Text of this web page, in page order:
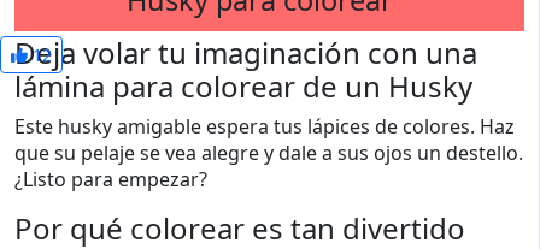
12
Deja volar tu imaginación con una
lámina para colorear de un Husky
Este husky amigable espera tus lápices de colores. Haz
que su pelaje se vea alegre y dale a sus ojos un destello.
¿Listo para empezar?
Por qué colorear es tan divertido